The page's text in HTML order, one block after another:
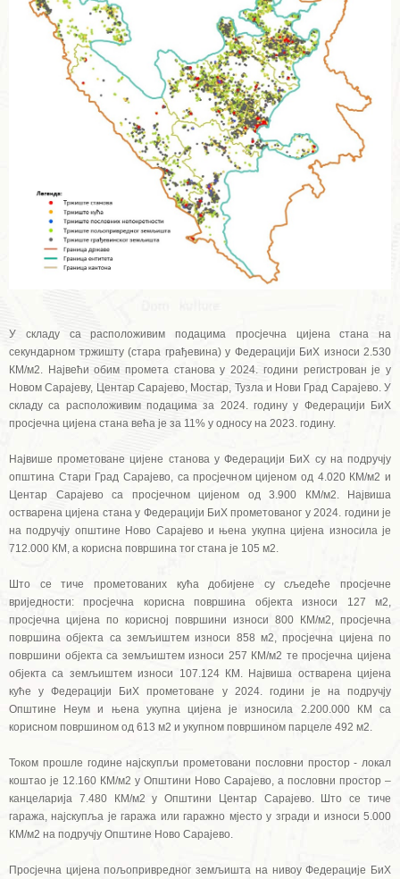
У складу са расположивим подацима просјечна цијена стана на
секундарном тржишту (стара грађевина) у Федерацији БиХ износи 2.530
КМ/м2. Највећи обим промета станова у 2024. години регистрован је у
Новом Сарајеву, Центар Сарајево, Мостар, Тузла и Нови Град Сарајево. У
складу са расположивим подацима за 2024. годину у Федерацији БиХ
просјечна цијена стана већа је за 11% у односу на 2023. годину.
Највише прометоване цијене станова у Федерацији БиХ су на подручју
општина Стари Град Сарајево, са просјечном цијеном од 4.020 КМ/м2 и
Центар Сарајево са просјечном цијеном од 3.900 КМ/м2. Највиша
остварена цијена стана у Федерацији БиХ прометованог у 2024. години је
на подручју општине Ново Сарајево и њена укупна цијена износила је
712.000 КМ, а корисна површина тог стана је 105 м2.
Што се тиче прометованих кућа добијене су сљедеће просјечне
вриједности: просјечна корисна површина објекта износи 127 м2,
просјечна цијена по корисној површини износи 800 КМ/м2, просјечна
површина објекта са земљиштем износи 858 м2, просјечна цијена по
површини објекта са земљиштем износи 257 КМ/м2 те просјечна цијена
објекта са земљиштем износи 107.124 КМ. Највиша остварена цијена
куће у Федерацији БиХ прометоване у 2024. години је на подручју
Општине Неум и њена укупна цијена је износила 2.200.000 КМ са
корисном површином од 613 м2 и укупном површином парцеле 492 м2.
Током прошле године најскупљи прометовани пословни простор - локал
коштао је 12.160 КМ/м2 у Општини Ново Сарајево, а пословни простор –
канцеларија 7.480 КМ/м2 у Општини Центар Сарајево. Што се тиче
гаража, најскупља је гаража или гаражно мјесто у згради и износи 5.000
КМ/м2 на подручју Општине Ново Сарајево.
Просјечна цијена пољопривредног земљишта на нивоу Федерације БиХ